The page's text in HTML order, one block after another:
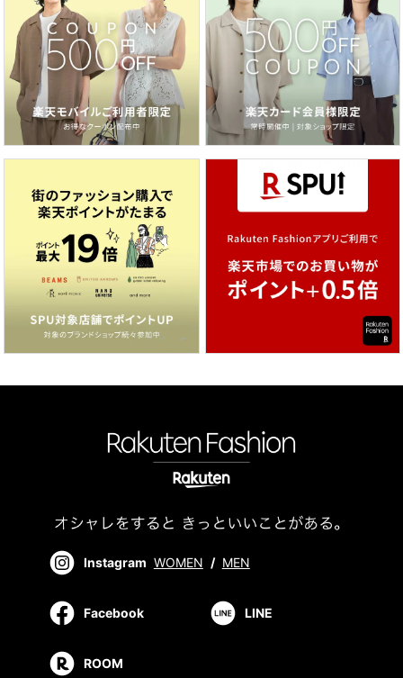
Instagram WOMEN / MEN
Facebook LINE
ROOM